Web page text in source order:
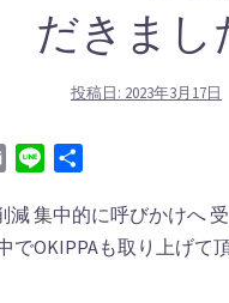
だきまし
投稿日: 2023年3月17日
Email Line
減 集中的に呼びかけへ
でOKIPPAも取り上げて